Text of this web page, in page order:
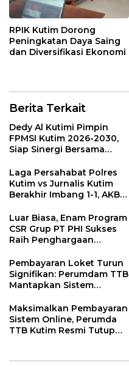
RPIK Kutim Dorong
Peningkatan Daya Saing
dan Diversifikasi Ekonomi
Berita Terkait
Dedy Al Kutimi Pimpin
FPMSI Kutim 2026-2030,
Siap Sinergi Bersama
Laga Persahabat Polres
Kutim vs Jurnalis Kutim
Berakhir Imbang 1-1, AKBP
Momentum
Menyemarakkan HUT ke-
80 Bhayangkara
Luar Biasa, Enam Program
CSR Grup PT PHI Sukses
Raih Penghargaan
Pembayaran Loket Turun
Signifikan: Perumdam TTB
Mantapkan Sistem
Maksimalkan Pembayaran
Sistem Online, Perumda
TTB Kutim Resmi Tutup